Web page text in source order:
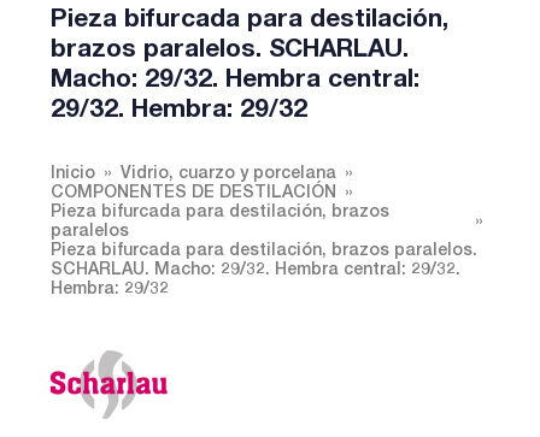
Pieza bifurcada para destilación,
brazos paralelos. SCHARLAU.
Macho: 29/32. Hembra central:
29/32. Hembra: 29/32
Inicio
Vidrio, cuarzo y porcelana
COMPONENTES DE DESTILACIÓN
Pieza bifurcada para destilación, brazos
paralelos
Pieza bifurcada para destilación, brazos paralelos.
SCHARLAU. Macho: 29/32. Hembra central: 29/32.
Hembra: 29/32